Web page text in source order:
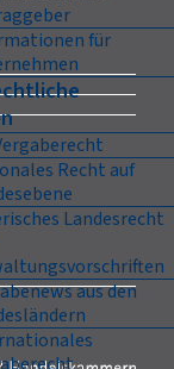
für
Recht auf
Landesrecht
aus den